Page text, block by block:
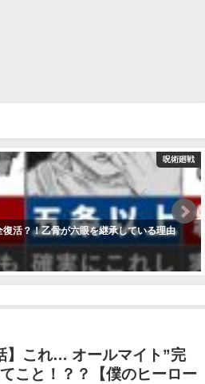
呪術廻戦
復活？！乙骨が六眼を継承している理由
】これ… オールマイト”完
こと！？？【僕のヒーロー